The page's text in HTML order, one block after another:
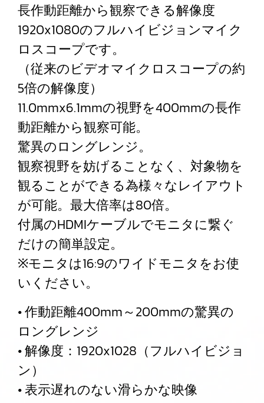
長作動距離から観察できる解像度
1920x1080のフルハイビジョンマイク
ロスコープです。
（従来のビデオマイクロスコープの約
5倍の解像度）
11.0mmx6.1mmの視野を400mmの長作
動距離から観察可能。
驚異のロングレンジ。
観察視野を妨げることなく、対象物を
観ることができる為様々なレイアウト
が可能。最大倍率は80倍。
付属のHDMIケーブルでモニタに繋ぐ
だけの簡単設定。
※モニタは16:9のワイドモニタをお使
いください。
• 作動距離400mm～200mmの驚異の
ロングレンジ
• 解像度：1920x1028（フルハイビジョ
ン）
• 表示遅れのない滑らかな映像